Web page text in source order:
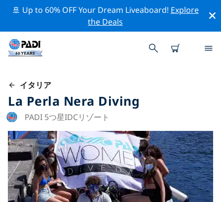
🚢 Up to 60% OFF Your Dream Liveaboard! Explore
the Deals
イタリア
La Perla Nera Diving
PADI 5つ星IDCリゾート